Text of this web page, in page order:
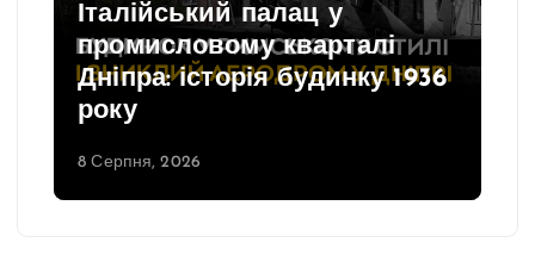
Італійський палац у
промисловому кварталі
Дніпра: історія будинку 1936
року
8 Серпня, 2026